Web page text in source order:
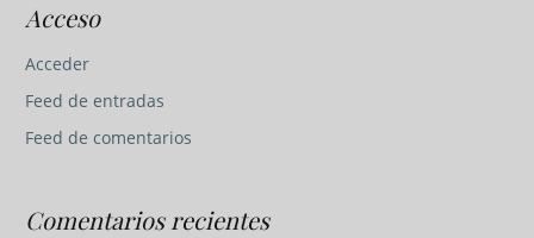
Acceso
Acceder
Feed de entradas
Feed de comentarios
Comentarios recientes